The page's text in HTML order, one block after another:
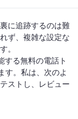
に追跡するのは難
ず、複雑な設定な
。
する無料の電話ト
す。私は、次のよ
ストし、レビュー